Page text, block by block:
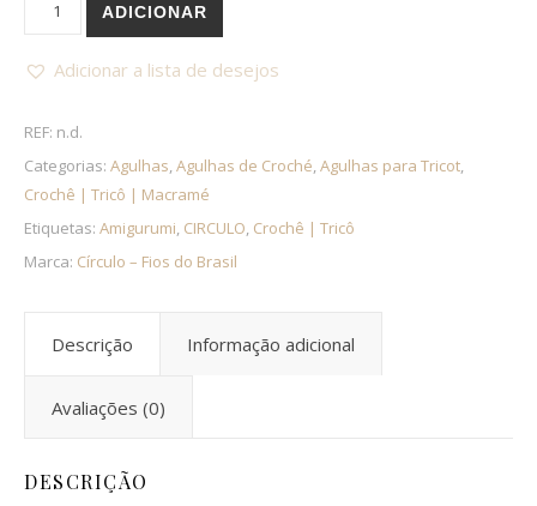
ADICIONAR
Adicionar a lista de desejos
REF: n.d.
Categorias: Agulhas,Agulhas de Croché,Agulhas para Tricot,
Crochê | Tricô | Macramé
Etiquetas: Amigurumi, CIRCULO, Crochê | Tricô
Marca: Círculo – Fios do Brasil
Descrição Informação adicional
Avaliações (0)
DESCRIÇÃO